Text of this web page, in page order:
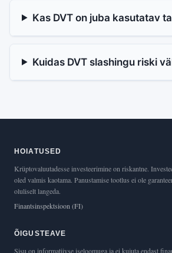
Kas DVT on juba kasutatav
Kuidas DVT slashingu riski
HOIATUSED
Krüptovaluutadesse investeerimine on riskantne.
oled valmis kaotama. Panustamise tootlus ei ole
oluliselt langeda.
Finantsinspektsioon (FI)
ÕIGUSTEAVE
Sisu on informatiivse iseloomuga ja ei kujuta endast